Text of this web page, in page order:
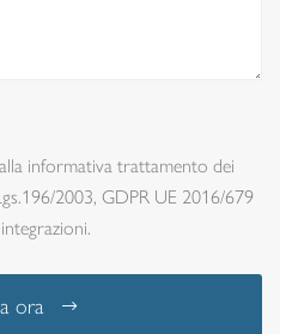
alla informativa trattamento dei
2003, GDPR UE 2016/679
ora